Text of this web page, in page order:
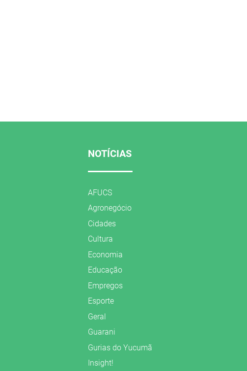
NOTÍCIAS
AFUCS
Agronegócio
Cidades
Cultura
Economia
Educação
Empregos
Esporte
Geral
Guarani
Gurias do Yucumã
Insight!